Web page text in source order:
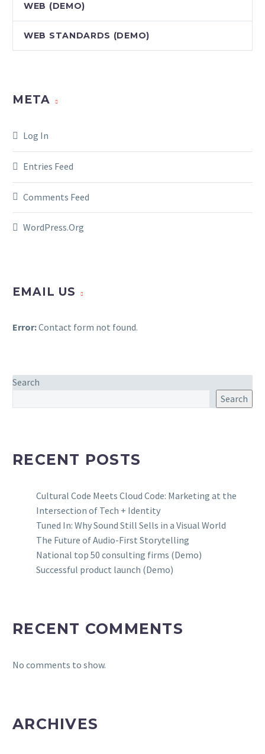
WEB (DEMO)
WEB STANDARDS (DEMO)
META
Log In
Entries Feed
Comments Feed
WordPress.org
EMAIL US
Error:Contact form not found.
Search
Search
RECENT POSTS
Cultural Code Meets Cloud Code: Marketing at the
Intersection of Tech + Identity
Tuned In: Why Sound Still Sells in a Visual World
The Future of Audio-First Storytelling
National top 50 consulting firms (Demo)
Successful product launch (Demo)
RECENT COMMENTS
No comments to show.
ARCHIVES